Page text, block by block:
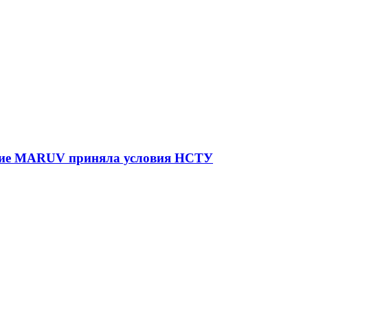
MARUV приняла условия НСТУ